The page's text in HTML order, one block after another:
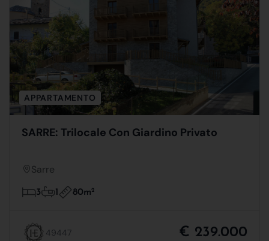
APPARTAMENTO
SARRE: Trilocale Con Giardino Privato
Sarre
3 1 80m2
49447 € 239.000